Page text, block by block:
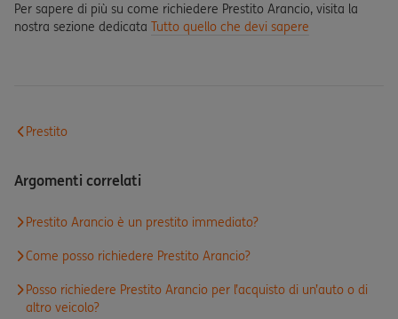
Per sapere di più su come richiedere Prestito Arancio, visita la
nostra sezione dedicata Tutto quello che devi sapere
Prestito
Argomenti correlati
Prestito Arancio è un prestito immediato?
Come posso richiedere Prestito Arancio?
Posso richiedere Prestito Arancio per l’acquisto di un’auto o di
altro veicolo?